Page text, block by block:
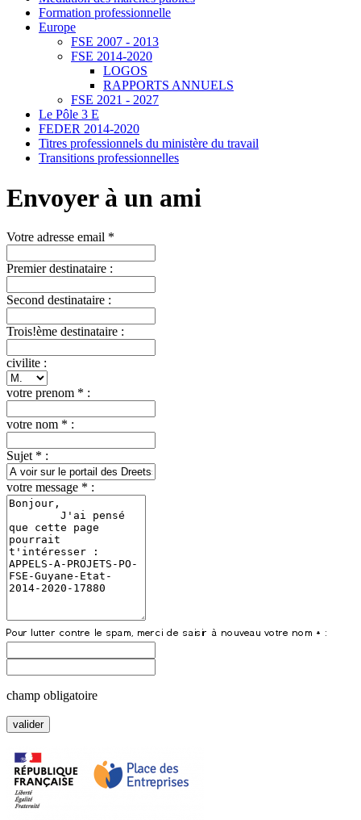
Formation professionnelle
Europe
FSE 2007 - 2013
FSE 2014-2020
LOGOS
RAPPORTS ANNUELS
FSE 2021 - 2027
Le Pôle 3 E
FEDER 2014-2020
Titres professionnels du ministère du travail
Transitions professionnelles
Envoyer à un ami
Votre adresse email *
Premier destinataire :
Second destinataire :
Trois!ème destinataire :
civilite :
votre prenom * :
votre nom * :
Sujet * :
votre message * :
champ obligatoire